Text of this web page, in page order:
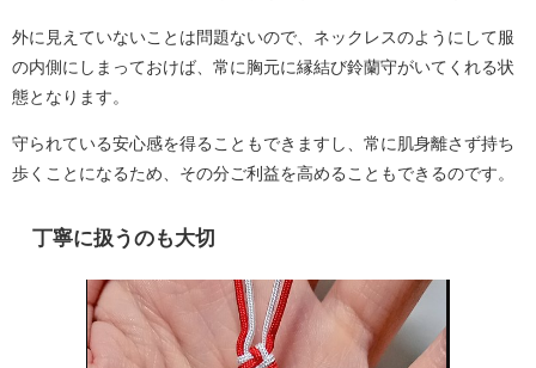
外に見えていないことは問題ないので、ネックレスのようにして服
の内側にしまっておけば、常に胸元に縁結び鈴蘭守がいてくれる状
態となります。
守られている安心感を得ることもできますし、常に肌身離さず持ち
歩くことになるため、その分ご利益を高めることもできるのです。
丁寧に扱うのも大切